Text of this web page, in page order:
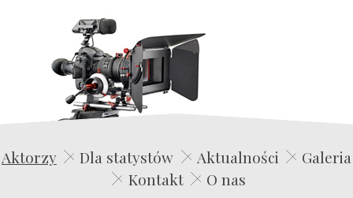
Edwin Film Agencja Aktorska
Aktorzy Dla statystów Aktualności
Galeria
Kontakt
O nas